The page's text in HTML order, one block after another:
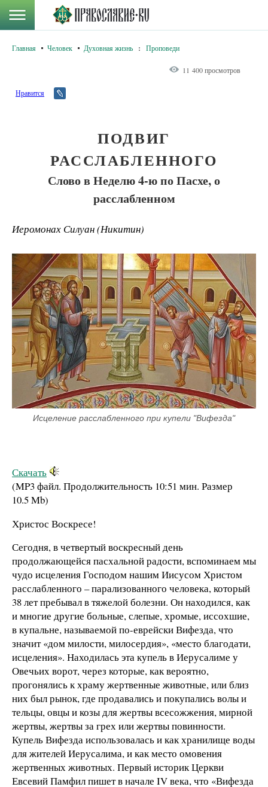
Главная Человек Духовная жизнь : Проповеди
11 400 просмотров
Нравится
ПОДВИГ
РАССЛАБЛЕННОГО
Слово в Неделю 4-ю по Пасхе, о
расслабленном
Иеромонах Силуан (Никитин)
Исцеление расслабленного при купели "Вифезда"
Скачать
(MP3 файл. Продолжительность 10:51 мин. Размер
10.5 Mb)
Христос Воскресе!
Сегодня, в четвертый воскресный день
продолжающейся пасхальной радости, вспоминаем мы
чудо исцеления Господом нашим Иисусом Христом
расслабленного – парализованного человека, который
38 лет пребывал в тяжелой болезни. Он находился, как
и многие другие больные, слепые, хромые, иссохшие,
в купальне, называемой по-еврейски Вифезда, что
значит «дом милости, милосердия», «место благодати,
исцеления». Находилась эта купель в Иерусалиме у
Овечьих ворот, через которые, как вероятно,
прогонялись к храму жертвенные животные, или близ
них был рынок, где продавались и покупались волы и
тельцы, овцы и козы для жертвы всесожжения, мирной
жертвы, жертвы за грех или жертвы повинности.
Купель Вифезда использовалась и как хранилище воды
для жителей Иерусалима, и как место омовения
жертвенных животных. Первый историк Церкви
Евсевий Памфил пишет в начале IV века, что «Вифезда